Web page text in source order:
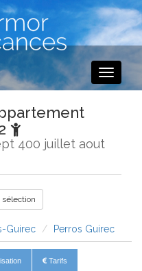
Toggle
400 juillet aout
Guirec Perros Guirec
Tarifs